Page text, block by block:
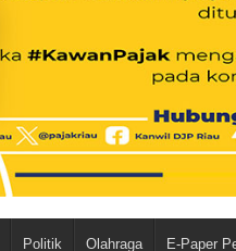
Politik Olahraga E-Paper